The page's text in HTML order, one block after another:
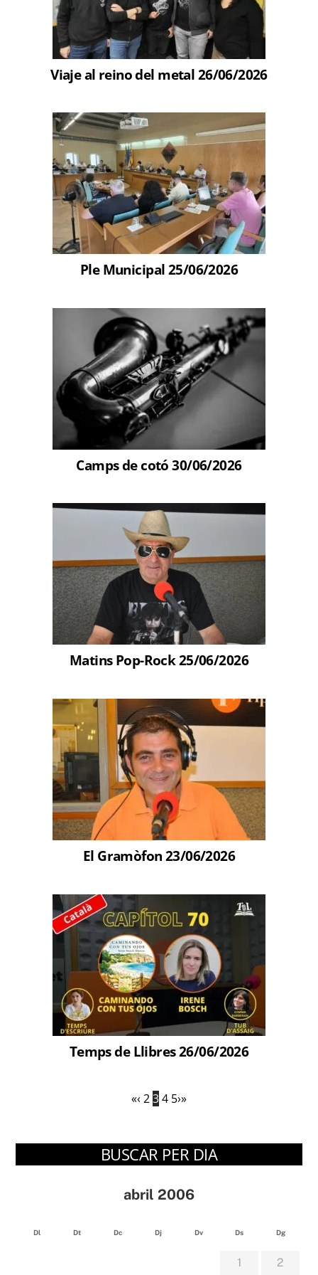
Viaje al reino del metal 26/06/2026
Ple Municipal 25/06/2026
Camps de cotó 30/06/2026
Matins Pop-Rock 25/06/2026
El Gramòfon 23/06/2026
Temps de Llibres 26/06/2026
«‹ 234 5›»
BUSCAR PER DIA
abril 2006
Dl Dt Dc Dj Dv Ds Dg
1 2